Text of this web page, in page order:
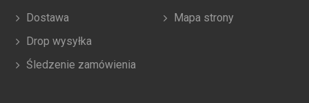
Dostawa
Drop wysyłka
Śledzenie zamówienia
Mapa strony